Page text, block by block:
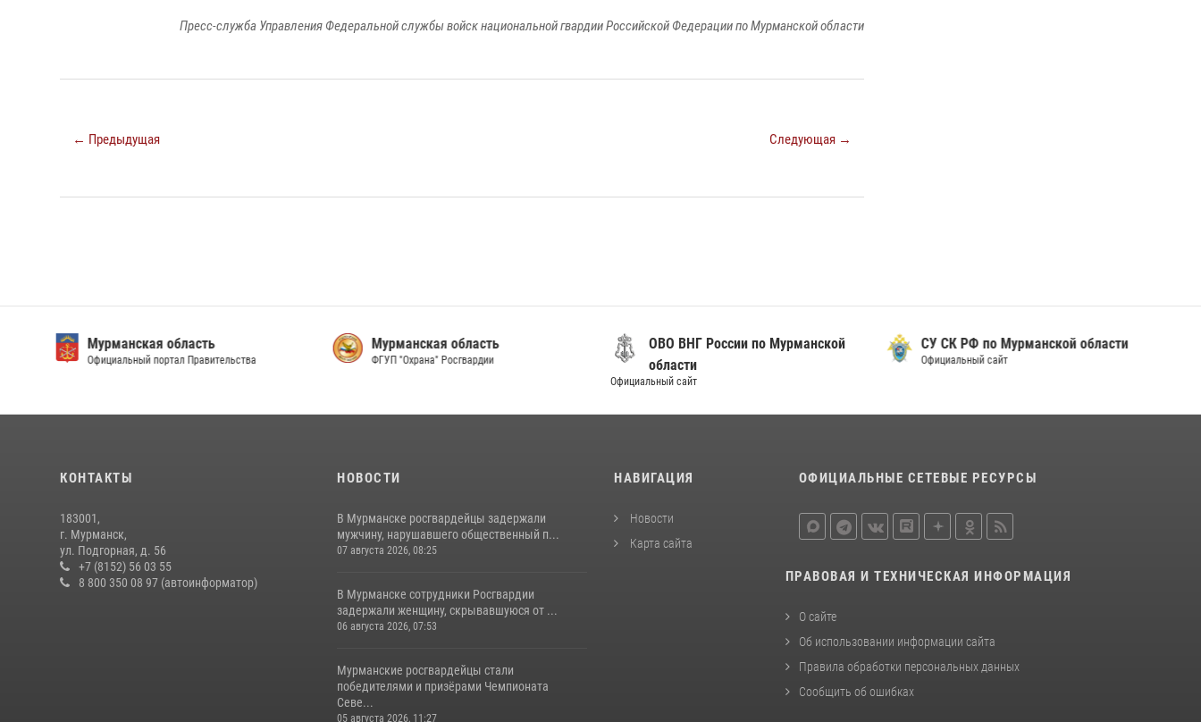
Пресс-служба Управления Федеральной службы войск национальной гвардии Российской Федерации по Мурманской области
← Предыдущая Следующая →
Первый Мурманский терминал» передал
Сотрудники вневедомственной охраны
23 июля 2026, 09:28
Мурманская область
Официальный портал Правительства
Мурманская область
ФГУП "Охрана" Росгвардии
ОВО ВНГ России по Мурманской
области
Официальный сайт
СУ СК РФ по Мурманской области
Официальный сайт
КОНТАКТЫ
183001,
г. Мурманск,
ул. Подгорная, д. 56
+7 (8152) 56 03 55
8 800 350 08 97 (автоинформатор)
НОВОСТИ
В Мурманске росгвардейцы задержали
мужчину, нарушавшего общественный п...
07 августа 2026, 08:25
В Мурманске сотрудники Росгвардии
задержали женщину, скрывавшуюся от ...
06 августа 2026, 07:53
Мурманские росгвардейцы стали
победителями и призёрами Чемпионата
Севе...
05 августа 2026, 11:27
НАВИГАЦИЯ
Новости
Карта сайта
ОФИЦИАЛЬНЫЕ СЕТЕВЫЕ РЕСУРСЫ
ПРАВОВАЯ И ТЕХНИЧЕСКАЯ ИНФОРМАЦИЯ
О сайте
Об использовании информации сайта
Правила обработки персональных данных
Сообщить об ошибках